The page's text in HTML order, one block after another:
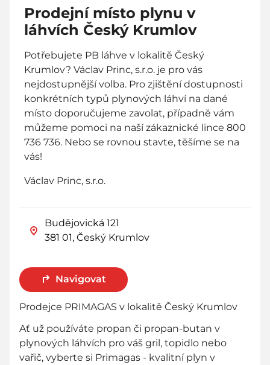
Prodejní místo plynu v
láhvích Český Krumlov
Potřebujete PB láhve v lokalitě Český
Krumlov? Václav Princ, s.r.o. je pro vás
nejdostupnější volba. Pro zjištění dostupnosti
konkrétních typů plynových láhví na dané
místo doporučujeme zavolat, případně vám
můžeme pomoci na naší zákaznické lince 800
736 736. Nebo se rovnou stavte, těšíme se na
vás!
Václav Princ, s.r.o.
Budějovická 121
381 01, Český Krumlov
Navigovat
Prodejce PRIMAGAS v lokalitě Český Krumlov
Ať už používáte propan či propan-butan v
plynových láhvích pro váš gril, topidlo nebo
vařič, vyberte si Primagas - kvalitní plyn v